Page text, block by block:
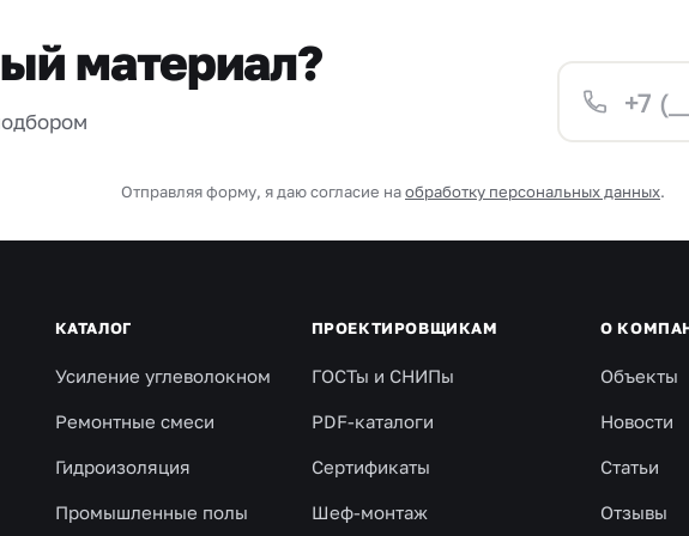
материал?
Отправляя форму, я даю согласие наобработку персональных данных.
КАТАЛОГ
Усиление углеволокном
Ремонтные смеси
Гидроизоляция
Промышленные полы
ПРОЕКТИРОВЩИКАМ
ГОСТы и СНИПы
PDF-каталоги
Сертификаты
Шеф-монтаж
О
Объекты
Новости
Статьи
Отзывы